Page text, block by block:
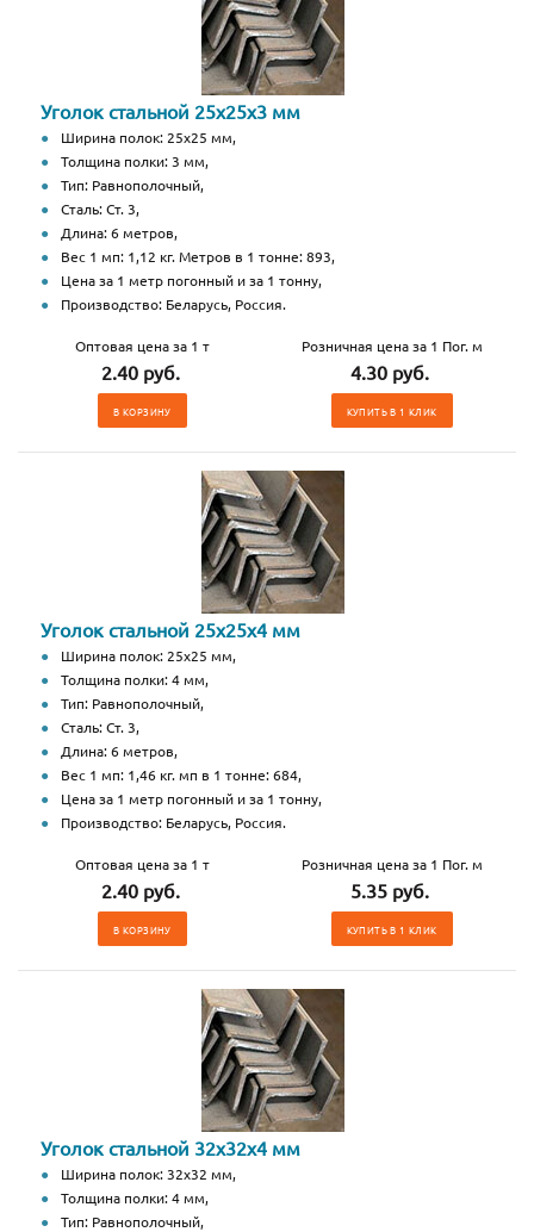
Уголок стальной 25х25х3 мм
Ширина полок: 25х25 мм,
Толщина полки: 3 мм,
Тип: Равнополочный,
Сталь: Ст. 3,
Длина: 6 метров,
Вес 1 мп: 1,12 кг. Метров в 1 тонне: 893,
Цена за 1 метр погонный и за 1 тонну,
Производство: Беларусь, Россия.
Оптовая цена за 1 т
2.40 руб.
В КОРЗИНУ
Розничная цена за 1 Пог. м
4.30 руб.
КУПИТЬ В 1 КЛИК
Уголок стальной 25х25х4 мм
Ширина полок: 25х25 мм,
Толщина полки: 4 мм,
Тип: Равнополочный,
Сталь: Ст. 3,
Длина: 6 метров,
Вес 1 мп: 1,46 кг. мп в 1 тонне: 684,
Цена за 1 метр погонный и за 1 тонну,
Производство: Беларусь, Россия.
Оптовая цена за 1 т
2.40 руб.
В КОРЗИНУ
Розничная цена за 1 Пог. м
5.35 руб.
КУПИТЬ В 1 КЛИК
Уголок стальной 32х32х4 мм
Ширина полок: 32х32 мм,
Толщина полки: 4 мм,
Тип: Равнополочный,